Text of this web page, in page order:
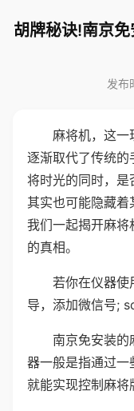
胡牌秘诀!南京
发布
麻将机，这一
逐渐取代了传统
将时光的同时，是
其实也可能隐藏着
我们一起揭开麻将
的真相。
若你在仪器使
导，添加微信号;
南京免安装的
器一般是指通过
就能实现控制麻将